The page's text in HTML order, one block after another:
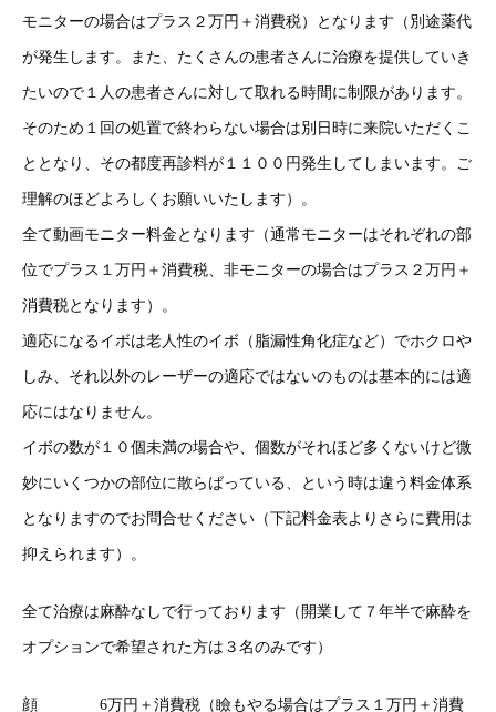
モニターの場合はプラス２万円＋消費税）となります（別途薬代
が発生します。また、たくさんの患者さんに治療を提供していき
たいので１人の患者さんに対して取れる時間に制限があります。
そのため１回の処置で終わらない場合は別日時に来院いただくこ
ととなり、その都度再診料が１１００円発生してしまいます。ご
理解のほどよろしくお願いいたします）。
全て動画モニター料金となります（通常モニターはそれぞれの部
位でプラス１万円＋消費税、非モニターの場合はプラス２万円＋
消費税となります）。
適応になるイボは老人性のイボ（脂漏性角化症など）でホクロや
しみ、それ以外のレーザーの適応ではないのものは基本的には適
応にはなりません。
イボの数が１０個未満の場合や、個数がそれほど多くないけど微
妙にいくつかの部位に散らばっている、という時は違う料金体系
となりますのでお問合せください（下記料金表よりさらに費用は
抑えられます）。
全て治療は麻酔なしで行っております（開業して７年半で麻酔を
オプションで希望された方は３名のみです）
顔 6万円＋消費税（瞼もやる場合はプラス１万円＋消費